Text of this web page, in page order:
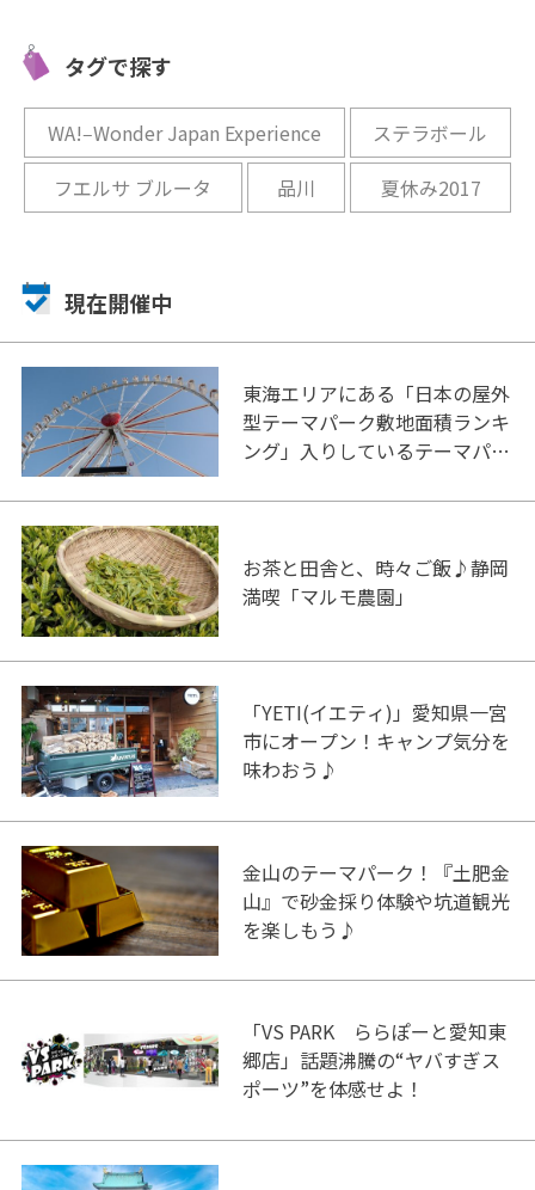
るだけでもアツい！
タグで探す
WA!‒Wonder Japan Experience
ステラボール
フエルサ ブルータ
品川 夏休み2017
現在開催中
東海エリアにある「日本の屋外
型テーマパーク敷地面積ランキ
ング」入りしているテーマパー
お茶と田舎と、時々ご飯♪静岡
満喫「マルモ農園」
「YETI(イエティ)」愛知県一宮
市にオープン！キャンプ気分を
味わおう♪
金山のテーマパーク！『土肥金
山』で砂金採り体験や坑道観光
を楽しもう♪
「VS PARK ららぽーと愛知東
郷店」話題沸騰の“ヤバすぎス
ポーツ”を体感せよ！